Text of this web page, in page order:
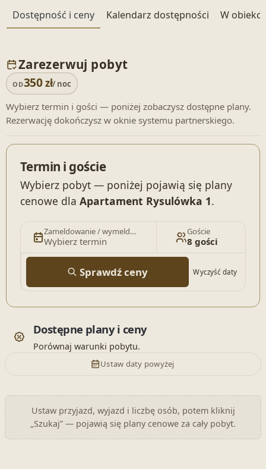
Dostępność i ceny Kalendarz dostępności W
Zarezerwuj pobyt
OD350zł/ noc
Wybierz termin i gości — poniżej zobaczysz dostępne plany.
Rezerwację dokończysz w oknie systemu partnerskiego.
Termin i goście
Wybierz pobyt — poniżej pojawią się plany
cenowe dla Apartament Rysulówka 1.
Zameldowanie / wymeldowanie
Wybierz termin
Goście
8 gości
Sprawdź ceny Wyczyść daty
Dostępne plany i ceny
Porównaj warunki pobytu.
Ustaw daty powyżej
Ustaw przyjazd, wyjazd i liczbę osób, potem kliknij
„Szukaj” — pojawią się plany cenowe za cały pobyt.